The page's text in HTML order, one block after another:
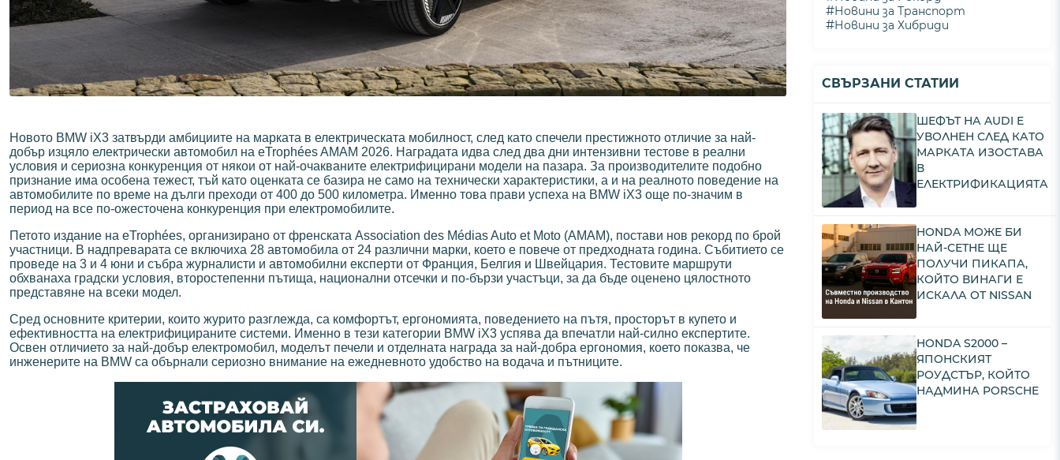
Новото BMW iX3 затвърди амбициите на марката в електрическата мобилност, след като спечели престижното отличие за най-
добър изцяло електрически автомобил на eTrophées AMAM 2026. Наградата идва след два дни интензивни тестове в реални
условия и сериозна конкуренция от някои от най-очакваните електрифицирани модели на пазара. За производителите подобно
признание има особена тежест, тъй като оценката се базира не само на технически характеристики, а и на реалното поведение на
автомобилите по време на дълги преходи от 400 до 500 километра. Именно това прави успеха на BMW iX3 още по-значим в
период на все по-ожесточена конкуренция при електромобилите.
Петото издание на eTrophées, организирано от френската Association des Médias Auto et Moto (AMAM), постави нов рекорд по брой
участници. В надпреварата се включиха 28 автомобила от 24 различни марки, което е повече от предходната година. Събитието се
проведе на 3 и 4 юни и събра журналисти и автомобилни експерти от Франция, Белгия и Швейцария. Тестовите маршрути
обхванаха градски условия, второстепенни пътища, национални отсечки и по-бързи участъци, за да бъде оценено цялостното
представяне на всеки модел.
Сред основните критерии, които журито разглежда, са комфортът, ергономията, поведението на пътя, просторът в купето и
ефективността на електрифицираните системи. Именно в тези категории BMW iX3 успява да впечатли най-силно експертите.
Освен отличието за най-добър електромобил, моделът печели и отделната награда за най-добра ергономия, което показва, че
инженерите на BMW са обърнали сериозно внимание на ежедневното удобство на водача и пътниците.
#Новини за Транспорт
#Новини за Хибриди
СВЪРЗАНИ СТАТИИ
ШЕФЪТ НА AUDI Е
УВОЛНЕН СЛЕД КАТО
МАРКАТА ИЗОСТАВА
В
ЕЛЕКТРИФИКАЦИЯТА
HONDA МОЖЕ БИ
НАЙ-СЕТНЕ ЩЕ
ПОЛУЧИ ПИКАПА,
КОЙТО ВИНАГИ Е
ИСКАЛА ОТ NISSAN
HONDA S2000 –
ЯПОНСКИЯТ
РОУДСТЪР, КОЙТО
НАДМИНА PORSCHE